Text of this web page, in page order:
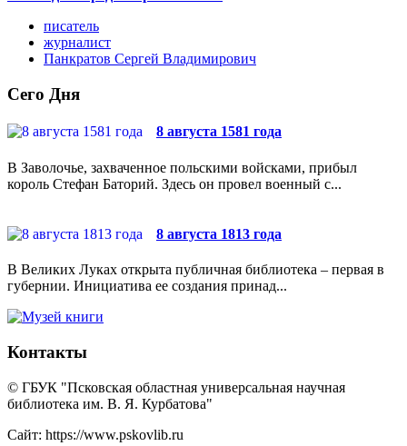
писатель
журналист
Панкратов Сергей Владимирович
Сего Дня
8 августа 1581 года
В Заволочье, захваченное польскими войсками, прибыл
король Стефан Баторий. Здесь он провел военный с...
8 августа 1813 года
В Великих Луках открыта публичная библиотека – первая в
губернии. Инициатива ее создания принад...
Контакты
© ГБУК "Псковская областная универсальная научная
библиотека им. В. Я. Курбатова"
Сайт: https://www.pskovlib.ru